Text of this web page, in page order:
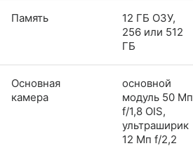
Память
12 ГБ ОЗУ,
256 или 512
ГБ
Основная
камера
основной
модуль 50 Мп
f/1,8 OIS,
ультраширик
12 Мп f/2,2